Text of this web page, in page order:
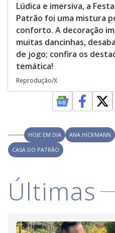
Lúdica e imersiva, a
Patrão foi uma mistura
conforto. A decoração
muitas dancinhas,
de jogo; confira os
temática!
Reprodução/X
HOJE EM DIA ANA HICKMANN
CASA DO PATRÃO
Últimas